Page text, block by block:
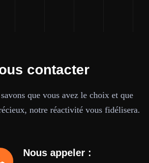
contacter
que vous avez le choix et que
notre réactivité vous fidélisera.
Nous appeler :